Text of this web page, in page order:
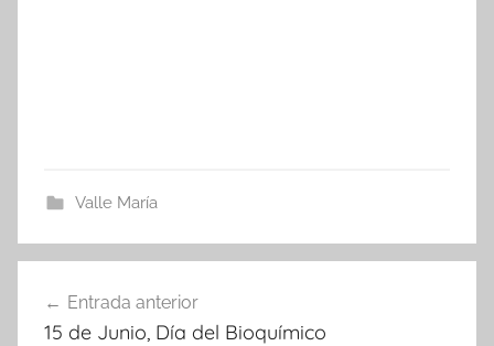
Valle María
de
Entrada anterior
15 de Junio, Día del Bioquímico